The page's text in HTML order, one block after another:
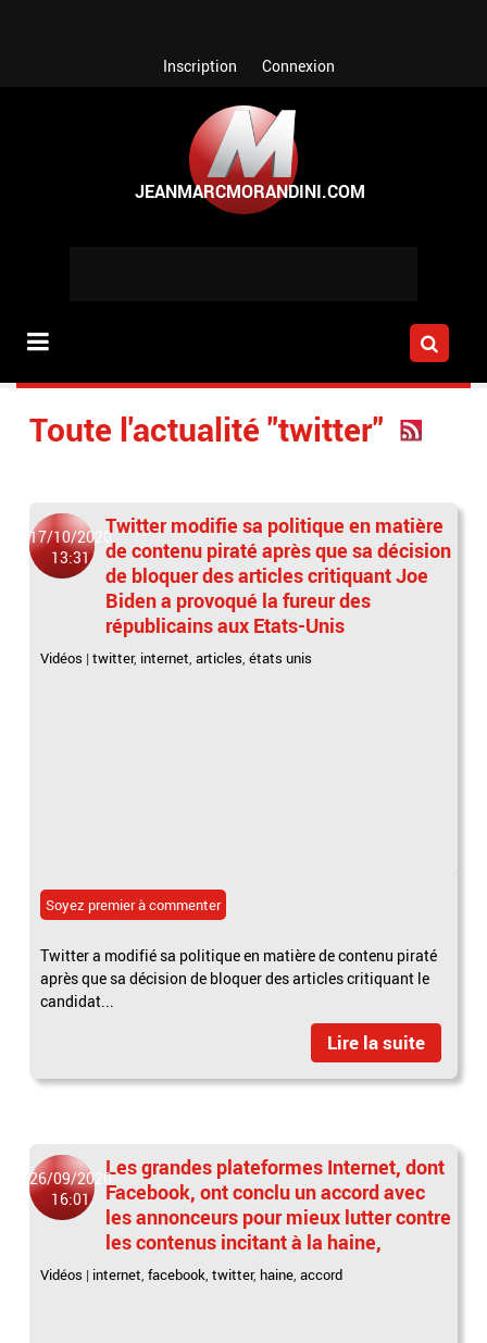
Inscription Connexion
Toute l'actualité "twitter"
17/10/2020
13:31
Twitter modifie sa politique en matière
de contenu piraté après que sa décision
de bloquer des articles critiquant Joe
Biden a provoqué la fureur des
républicains aux Etats-Unis
Vidéos |twitter, internet,articles,états unis
Soyez premier à commenter
Twitter a modifié sa politique en matière de contenu piraté
après que sa décision de bloquer des articles critiquant le
candidat...
Lire la suite
26/09/2020
16:01
Les grandes plateformes Internet, dont
Facebook, ont conclu un accord avec
les annonceurs pour mieux lutter contre
les contenus incitant à la haine,
Vidéos | internet,facebook,twitter, haine,accord